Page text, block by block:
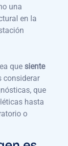
una
en la
que siente
considerar
que
hasta
o